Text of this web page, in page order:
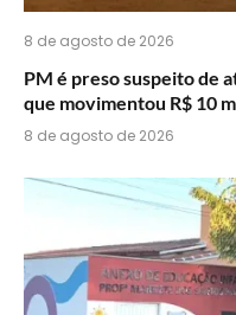
8 de agosto de 2026
PM é preso suspeito de
que movimentou R$ 10
8 de agosto de 2026